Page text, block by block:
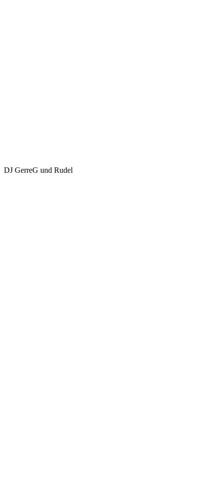
DJ GerreG und Rudel